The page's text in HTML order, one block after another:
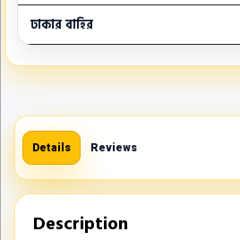
ঢাকার বাহির
Details Reviews
Description